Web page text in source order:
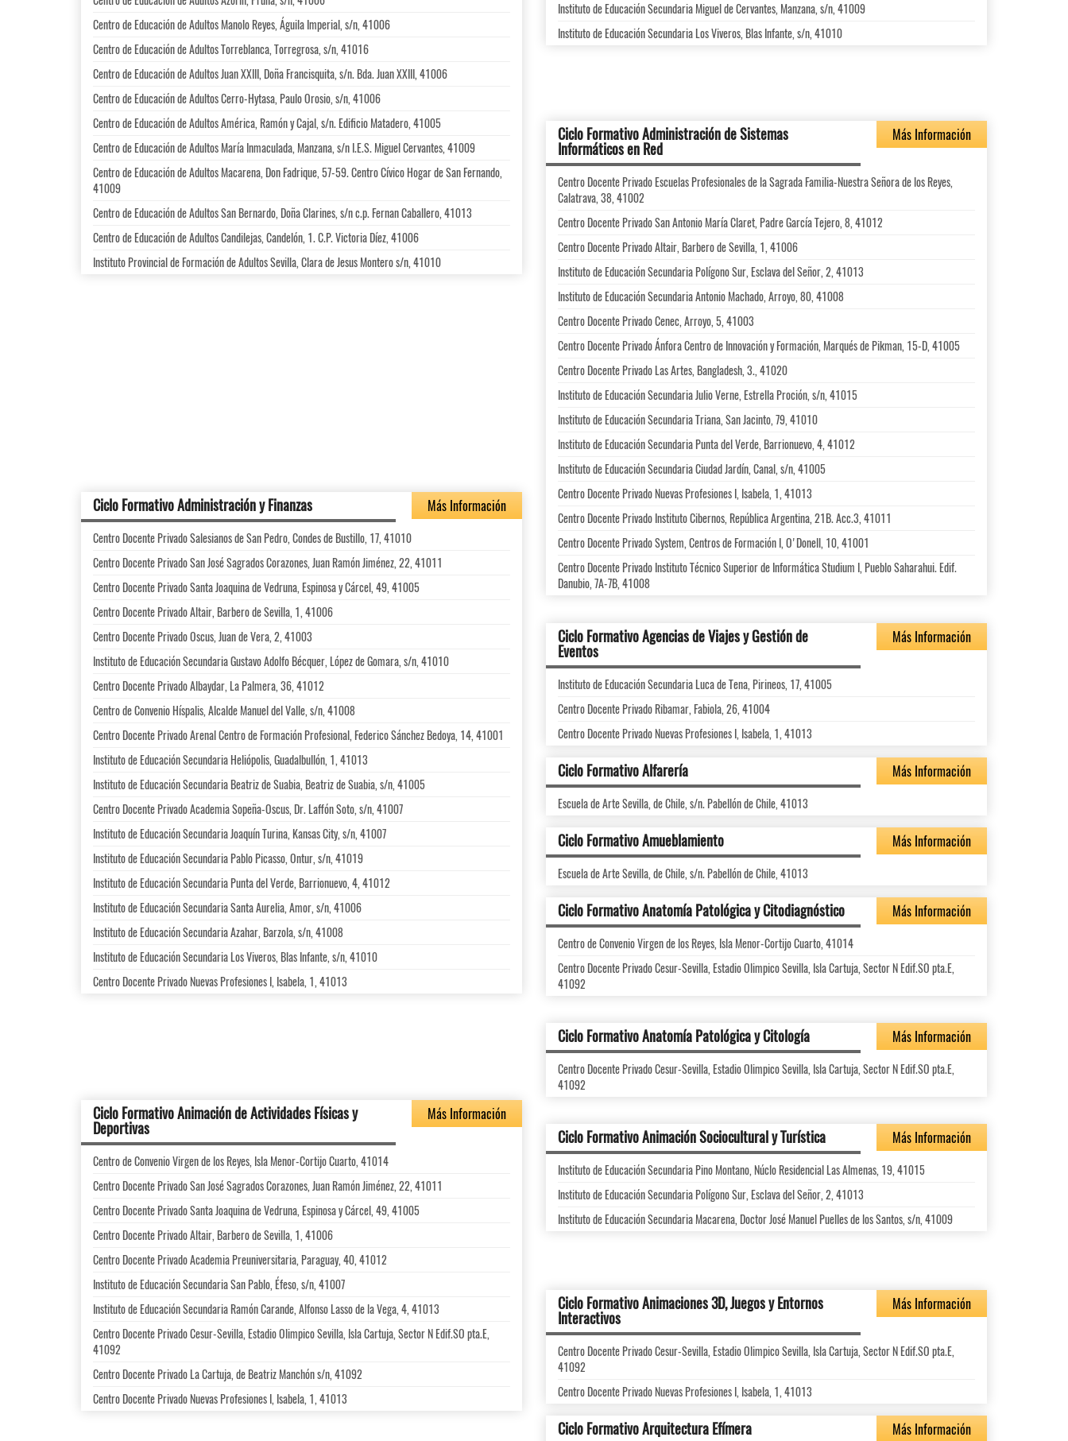
Centro de Educación de Adultos Manolo Reyes, Águila Imperial, s/n, 41006
Centro de Educación de Adultos Torreblanca, Torregrosa, s/n, 41016
Centro de Educación de Adultos Juan XXIII, Doña Francisquita, s/n. Bda. Juan XXIII, 41006
Centro de Educación de Adultos Cerro-Hytasa, Paulo Orosio, s/n, 41006
Centro de Educación de Adultos América, Ramón y Cajal, s/n. Edificio Matadero, 41005
Centro de Educación de Adultos María Inmaculada, Manzana, s/n I.E.S. Miguel Cervantes, 41009
Centro de Educación de Adultos Macarena, Don Fadrique, 57-59. Centro Cívico Hogar de San Fernando,
41009
Centro de Educación de Adultos San Bernardo, Doña Clarines, s/n c.p. Fernan Caballero, 41013
Centro de Educación de Adultos Candilejas, Candelón, 1. C.P. Victoria Díez, 41006
Instituto Provincial de Formación de Adultos Sevilla, Clara de Jesus Montero s/n, 41010
Instituto de Educación Secundaria Miguel de Cervantes, Manzana, s/n, 41009
Instituto de Educación Secundaria Los Viveros, Blas Infante, s/n, 41010
Ciclo Formativo Administración de Sistemas
Informáticos en Red
Más Información
Centro Docente Privado Escuelas Profesionales de la Sagrada Familia-Nuestra Señora de los Reyes,
Calatrava, 38, 41002
Centro Docente Privado San Antonio María Claret, Padre García Tejero, 8, 41012
Centro Docente Privado Altair, Barbero de Sevilla, 1, 41006
Instituto de Educación Secundaria Polígono Sur, Esclava del Señor, 2, 41013
Instituto de Educación Secundaria Antonio Machado, Arroyo, 80, 41008
Centro Docente Privado Cenec, Arroyo, 5, 41003
Centro Docente Privado Ánfora Centro de Innovación y Formación, Marqués de Pikman, 15-D, 41005
Centro Docente Privado Las Artes, Bangladesh, 3., 41020
Instituto de Educación Secundaria Julio Verne, Estrella Proción, s/n, 41015
Instituto de Educación Secundaria Triana, San Jacinto, 79, 41010
Instituto de Educación Secundaria Punta del Verde, Barrionuevo, 4, 41012
Instituto de Educación Secundaria Ciudad Jardín, Canal, s/n, 41005
Centro Docente Privado Nuevas Profesiones I, Isabela, 1, 41013
Centro Docente Privado Instituto Cibernos, República Argentina, 21B. Acc.3, 41011
Centro Docente Privado System, Centros de Formación I, O'Donell, 10, 41001
Centro Docente Privado Instituto Técnico Superior de Informática Studium I, Pueblo Saharahui. Edif.
Danubio, 7A-7B, 41008
Ciclo Formativo Administración y Finanzas Más Información
Centro Docente Privado Salesianos de San Pedro, Condes de Bustillo, 17, 41010
Centro Docente Privado San José Sagrados Corazones, Juan Ramón Jiménez, 22, 41011
Centro Docente Privado Santa Joaquina de Vedruna, Espinosa y Cárcel, 49, 41005
Centro Docente Privado Altair, Barbero de Sevilla, 1, 41006
Centro Docente Privado Oscus, Juan de Vera, 2, 41003
Instituto de Educación Secundaria Gustavo Adolfo Bécquer, López de Gomara, s/n, 41010
Centro Docente Privado Albaydar, La Palmera, 36, 41012
Centro de Convenio Híspalis, Alcalde Manuel del Valle, s/n, 41008
Centro Docente Privado Arenal Centro de Formación Profesional, Federico Sánchez Bedoya, 14, 41001
Instituto de Educación Secundaria Heliópolis, Guadalbullón, 1, 41013
Instituto de Educación Secundaria Beatriz de Suabia, Beatriz de Suabia, s/n, 41005
Centro Docente Privado Academia Sopeña-Oscus, Dr. Laffón Soto, s/n, 41007
Instituto de Educación Secundaria Joaquín Turina, Kansas City, s/n, 41007
Instituto de Educación Secundaria Pablo Picasso, Ontur, s/n, 41019
Instituto de Educación Secundaria Punta del Verde, Barrionuevo, 4, 41012
Instituto de Educación Secundaria Santa Aurelia, Amor, s/n, 41006
Instituto de Educación Secundaria Azahar, Barzola, s/n, 41008
Instituto de Educación Secundaria Los Viveros, Blas Infante, s/n, 41010
Centro Docente Privado Nuevas Profesiones I, Isabela, 1, 41013
Ciclo Formativo Agencias de Viajes y Gestión de
Eventos
Más Información
Instituto de Educación Secundaria Luca de Tena, Pirineos, 17, 41005
Centro Docente Privado Ribamar, Fabiola, 26, 41004
Centro Docente Privado Nuevas Profesiones I, Isabela, 1, 41013
Ciclo Formativo Alfarería Más Información
Escuela de Arte Sevilla, de Chile, s/n. Pabellón de Chile, 41013
Ciclo Formativo Amueblamiento Más Información
Escuela de Arte Sevilla, de Chile, s/n. Pabellón de Chile, 41013
Ciclo Formativo Anatomía Patológica y Citodiagnóstico Más Información
Centro de Convenio Virgen de los Reyes, Isla Menor-Cortijo Cuarto, 41014
Centro Docente Privado Cesur-Sevilla, Estadio Olimpico Sevilla, Isla Cartuja, Sector N Edif.SO pta.E,
41092
Ciclo Formativo Anatomía Patológica y Citología Más Información
Centro Docente Privado Cesur-Sevilla, Estadio Olimpico Sevilla, Isla Cartuja, Sector N Edif.SO pta.E,
41092
Ciclo Formativo Animación de Actividades Físicas y
Deportivas
Más Información
Centro de Convenio Virgen de los Reyes, Isla Menor-Cortijo Cuarto, 41014
Centro Docente Privado San José Sagrados Corazones, Juan Ramón Jiménez, 22, 41011
Centro Docente Privado Santa Joaquina de Vedruna, Espinosa y Cárcel, 49, 41005
Centro Docente Privado Altair, Barbero de Sevilla, 1, 41006
Centro Docente Privado Academia Preuniversitaria, Paraguay, 40, 41012
Instituto de Educación Secundaria San Pablo, Éfeso, s/n, 41007
Instituto de Educación Secundaria Ramón Carande, Alfonso Lasso de la Vega, 4, 41013
Centro Docente Privado Cesur-Sevilla, Estadio Olimpico Sevilla, Isla Cartuja, Sector N Edif.SO pta.E,
41092
Centro Docente Privado La Cartuja, de Beatriz Manchón s/n, 41092
Centro Docente Privado Nuevas Profesiones I, Isabela, 1, 41013
Ciclo Formativo Animación Sociocultural y Turística Más Información
Instituto de Educación Secundaria Pino Montano, Núclo Residencial Las Almenas, 19, 41015
Instituto de Educación Secundaria Polígono Sur, Esclava del Señor, 2, 41013
Instituto de Educación Secundaria Macarena, Doctor José Manuel Puelles de los Santos, s/n, 41009
Ciclo Formativo Animaciones 3D, Juegos y Entornos
Interactivos
Más Información
Centro Docente Privado Cesur-Sevilla, Estadio Olimpico Sevilla, Isla Cartuja, Sector N Edif.SO pta.E,
41092
Centro Docente Privado Nuevas Profesiones I, Isabela, 1, 41013
Ciclo Formativo Arquitectura Efímera Más Información